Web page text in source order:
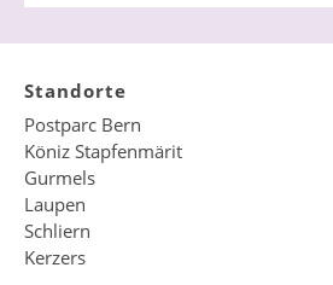
Standorte
Postparc Bern
Köniz Stapfenmärit
Gurmels
Laupen
Schliern
Kerzers